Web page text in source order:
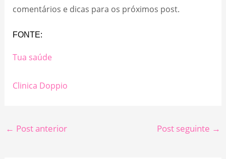
comentários e dicas para os próximos post.
FONTE:
Tua saúde
Clinica Doppio
← Post anterior Post seguinte →